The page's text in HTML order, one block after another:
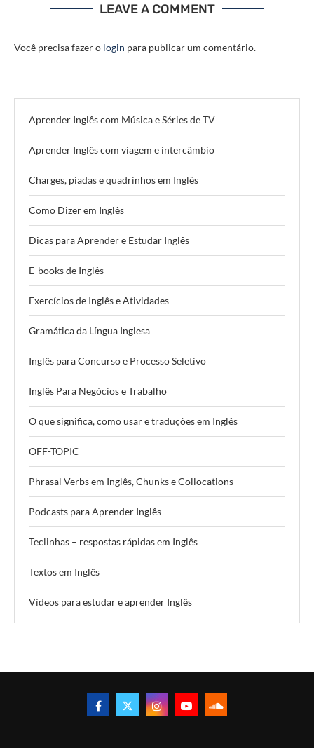
LEAVE A COMMENT
Você precisa fazer o login para publicar um comentário.
Aprender Inglês com Música e Séries de TV
Aprender Inglês com viagem e intercâmbio
Charges, piadas e quadrinhos em Inglês
Como Dizer em Inglês
Dicas para Aprender e Estudar Inglês
E-books de Inglês
Exercícios de Inglês e Atividades
Gramática da Língua Inglesa
Inglês para Concurso e Processo Seletivo
Inglês Para Negócios e Trabalho
O que significa, como usar e traduções em Inglês
OFF-TOPIC
Phrasal Verbs em Inglês, Chunks e Collocations
Podcasts para Aprender Inglês
Teclinhas – respostas rápidas em Inglês
Textos em Inglês
Vídeos para estudar e aprender Inglês